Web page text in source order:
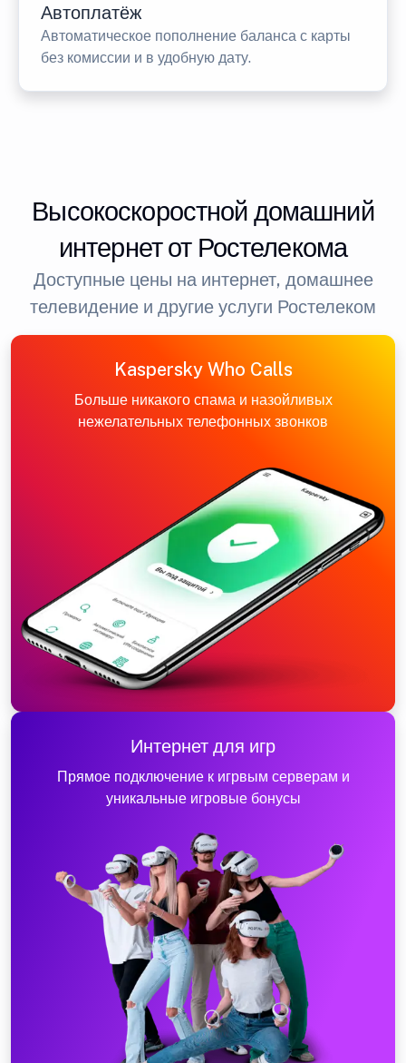
Автоплатёж
Автоматическое пополнение баланса с карты
без комиссии и в удобную дату.
Высокоскоростной домашний
интернет от Ростелекома
Доступные цены на интернет, домашнее
телевидение и другие услуги Ростелеком
Kaspersky Who Calls
Больше никакого спама и назойливых
нежелательных телефонных звонков
Интернет для игр
Прямое подключение к игрвым серверам и
уникальные игровые бонусы